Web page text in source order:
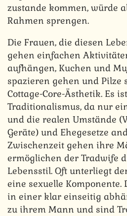
zustande kommen, würde
Rahmen sprengen.
Die Frauen, die diesen
gehen einfachen
aufhängen, Kuchen und
spazieren gehen und Pilze
Cottage-Core-Ästhetik. Es
Traditionalismus, da nur
und die realen Umstände
Geräte) und Ehegesetze
Zwischenzeit gehen ihre
ermöglichen der Tradwife
Lebensstil. Oft unterliegt
eine sexuelle Komponente.
in einer klar einseitig
zu ihrem Mann und sind